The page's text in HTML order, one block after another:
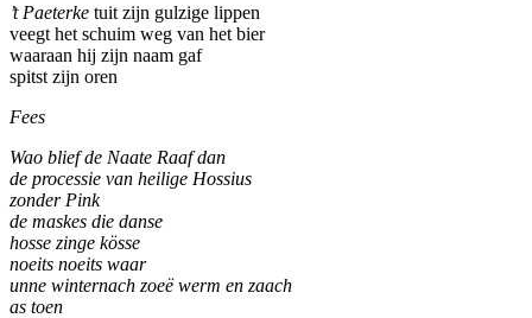
’t Paeterke tuit zijn gulzige lippen
veegt het schuim weg van het bier
waaraan hij zijn naam gaf
spitst zijn oren
Fees
Wao blief de Naate Raaf dan
de processie van heilige Hossius
zonder Pink
de maskes die danse
hosse zinge kösse
noeits noeits waar
unne winternach zoeë werm en zaach
as toen